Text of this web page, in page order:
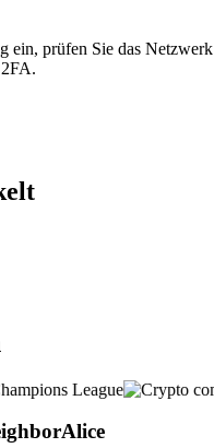
ein, prüfen Sie das Netzwerk